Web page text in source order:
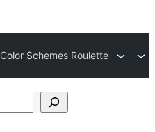
Color Schemes Roulette